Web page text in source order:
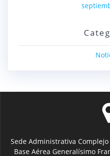
Sede Administrativa
Base Aérea Generalísimo